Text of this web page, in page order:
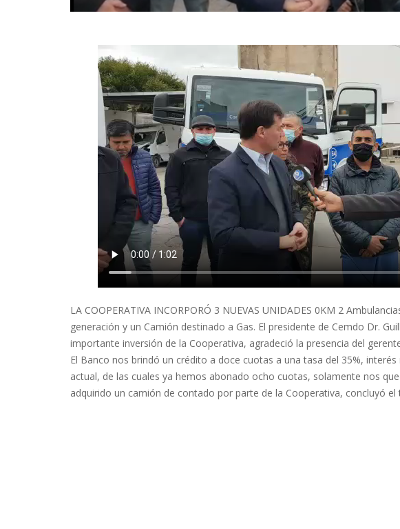
LA COOPERATIVA INCORPORÓ 3 NUEVAS UNIDADES 0KM 2
generación y un Camión destinado a Gas. El presidente de Cemdo Dr.
importante inversión de la Cooperativa, agradeció la presencia del
El Banco nos brindó un crédito a doce cuotas a una tasa del 35%,
actual, de las cuales ya hemos abonado ocho cuotas, solamente nos
adquirido un camión de contado por parte de la Cooperativa, concluyó el